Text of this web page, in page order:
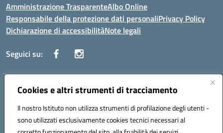
Cookies e altri strumenti di tracciamento
Il nostro Istituto non utilizza strumenti di profilazione degli utenti -
sono utilizzati esclusivamente cookies tecnici necessari al
Amministrazione TrasparenteAlbo Online
Responsabile della protezione dati personaliPrivacy Policy
Dichiarazione di accessibilitàNote legali
Seguici su:
Indirizzo:Corso Vittorio Emanuele, 27 90133 - Palermo
Posta elettronica certificata (PEC):pais03600r@pec.istruzione.it
Codice fiscale: 97308550827